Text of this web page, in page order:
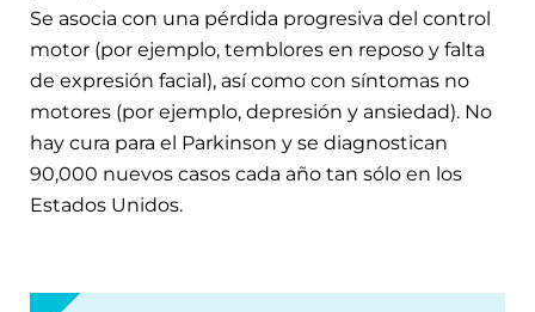
Se asocia con una pérdida progresiva del control
motor (por ejemplo, temblores en reposo y falta
de expresión facial), así como con síntomas no
motores (por ejemplo, depresión y ansiedad). No
hay cura para el Parkinson y se diagnostican
90,000 nuevos casos cada año tan sólo en los
Estados Unidos.